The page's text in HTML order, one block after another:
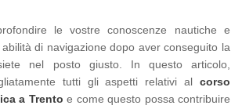
le vostre conoscenze nautiche e
di navigazione dopo aver conseguito la
nel posto giusto. In questo articolo,
tutti gli aspetti relativi al corso
a Trento e come questo possa contribuire